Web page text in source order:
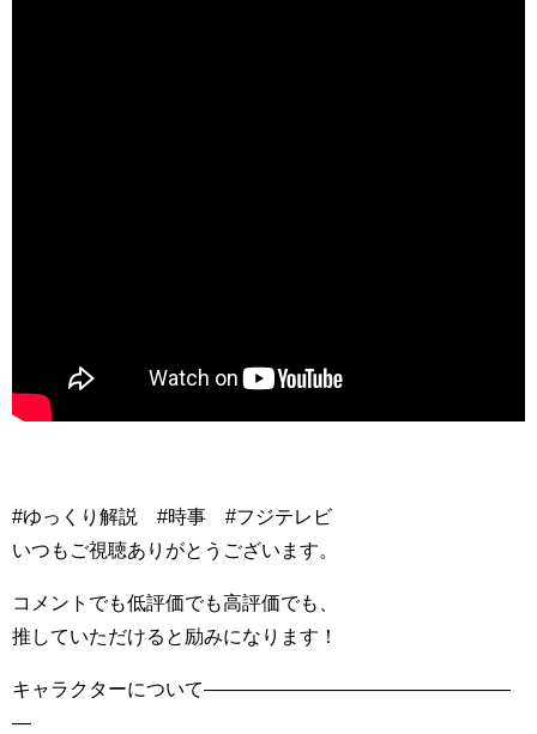
#ゆっくり解説 #時事 #フジテレビ
いつもご視聴ありがとうございます。
コメントでも低評価でも高評価でも、
推していただけると励みになります！
キャラクターについて――――――――――――――――
―